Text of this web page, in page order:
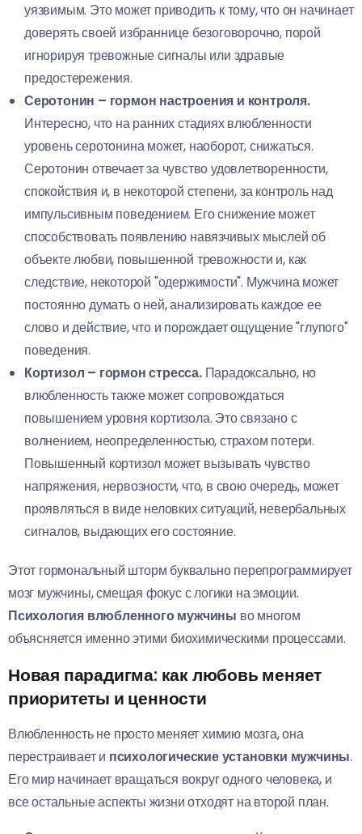
уязвимым. Это может приводить к тому, что он начинает
доверять своей избраннице безоговорочно, порой
игнорируя тревожные сигналы или здравые
предостережения.
Серотонин – гормон настроения и контроля.
Интересно, что на ранних стадиях влюбленности
уровень серотонина может, наоборот, снижаться.
Серотонин отвечает за чувство удовлетворенности,
спокойствия и, в некоторой степени, за контроль над
импульсивным поведением. Его снижение может
способствовать появлению навязчивых мыслей об
объекте любви, повышенной тревожности и, как
следствие, некоторой "одержимости". Мужчина может
постоянно думать о ней, анализировать каждое ее
слово и действие, что и порождает ощущение "глупого"
поведения.
Кортизол – гормон стресса.Парадоксально, но
влюбленность также может сопровождаться
повышением уровня кортизола. Это связано с
волнением, неопределенностью, страхом потери.
Повышенный кортизол может вызывать чувство
напряжения, нервозности, что, в свою очередь, может
проявляться в виде неловких ситуаций, невербальных
сигналов, выдающих его состояние.
Этот гормональный шторм буквально перепрограммирует
мозг мужчины, смещая фокус с логики на эмоции.
Психология влюбленного мужчины во многом
объясняется именно этими биохимическими процессами.
Новая парадигма: как любовь меняет
приоритеты и ценности
Влюбленность не просто меняет химию мозга, она
перестраивает и психологические установки мужчины.
Его мир начинает вращаться вокруг одного человека, и
все остальные аспекты жизни отходят на второй план.